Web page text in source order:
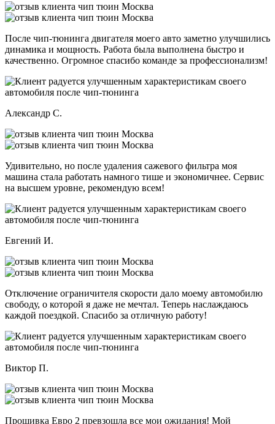
После чип-тюнинга двигателя моего авто заметно улучшились
динамика и мощность. Работа была выполнена быстро и
качественно. Огромное спасибо команде за профессионализм!
Александр С.
Удивительно, но после удаления сажевого фильтра моя
машина стала работать намного тише и экономичнее. Сервис
на высшем уровне, рекомендую всем!
Евгений И.
Отключение ограничителя скорости дало моему автомобилю
свободу, о которой я даже не мечтал. Теперь наслаждаюсь
каждой поездкой. Спасибо за отличную работу!
Виктор П.
Прошивка Евро 2 превзошла все мои ожидания! Мой